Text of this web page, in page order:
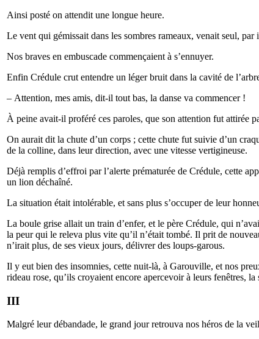
Ainsi posté on attendit une longue heure.
Le vent qui gémissait dans les sombres rameaux, venait seul,
Nos braves en embuscade commençaient à s’ennuyer.
Enfin Crédule crut entendre un léger bruit dans la cavité de
– Attention, mes amis, dit-il tout bas, la danse va commencer !
À peine avait-il proféré ces paroles, que son attention fut attirée
On aurait dit la chute d’un corps ; cette chute fut suivie d’un
de la colline, dans leur direction, avec une vitesse vertigineuse.
Déjà remplis d’effroi par l’alerte prématurée de Crédule, cette
un lion déchaîné.
La situation était intolérable, et sans plus s’occuper de leur
La boule grise allait un train d’enfer, et le père Crédule, qui
la peur qui le releva plus vite qu’il n’était tombé. Il prit de
n’irait plus, de ses vieux jours, délivrer des loups-garous.
Il y eut bien des insomnies, cette nuit-là, à Garouville, et nos
rideau rose, qu’ils croyaient encore apercevoir à leurs fenêtres,
III
Malgré leur débandade, le grand jour retrouva nos héros de la